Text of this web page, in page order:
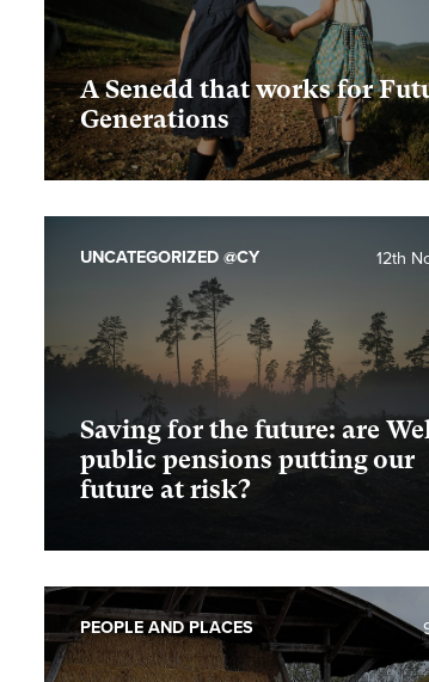
A Senedd that works for
Generations
Saving for the future: are
public pensions putting our
future at risk?
12th
UNCATEGORIZED @CY
PEOPLE AND PLACES